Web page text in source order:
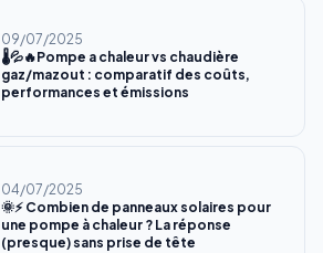
09/07/2025
🌡💦🔥Pompe a chaleur vs chaudière
gaz/mazout : comparatif des coûts,
performances et émissions
04/07/2025
🌞⚡ Combien de panneaux solaires pour
une pompe à chaleur ? La réponse
(presque) sans prise de tête